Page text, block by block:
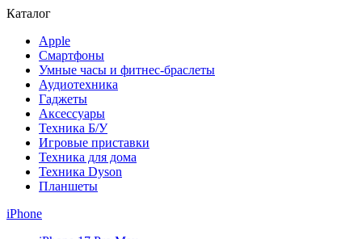
Каталог
Apple
Смартфоны
Умные часы и фитнес-браслеты
Аудиотехника
Гаджеты
Аксессуары
Техника Б/У
Игровые приставки
Техника для дома
Техника Dyson
Планшеты
iPhone